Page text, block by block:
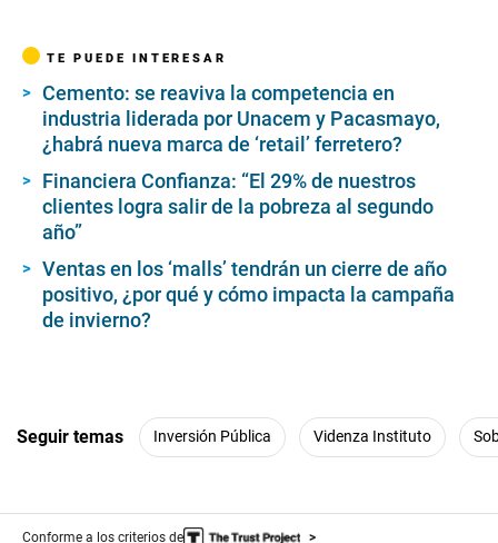
TE PUEDE INTERESAR
Cemento: se reaviva la competencia en
industria liderada por Unacem y Pacasmayo,
¿habrá nueva marca de ‘retail’ ferretero?
Financiera Confianza: “El 29% de nuestros
clientes logra salir de la pobreza al segundo
año”
Ventas en los ‘malls’ tendrán un cierre de año
positivo, ¿por qué y cómo impacta la campaña
de invierno?
Seguir temas Inversión Pública Videnza Instituto
Conforme a los criterios de